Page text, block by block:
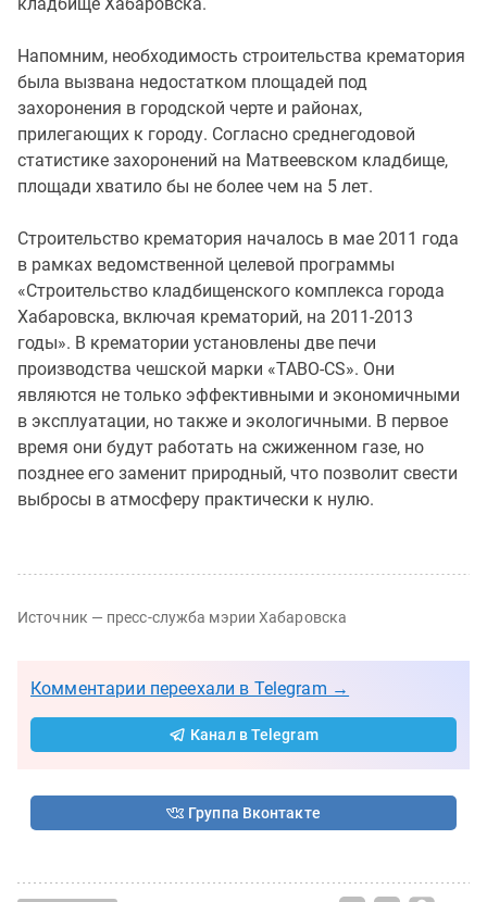
Напомним, необходимость строительства крематория
была вызвана недостатком площадей под
захоронения в городской черте и районах,
прилегающих к городу. Согласно среднегодовой
статистике захоронений на Матвеевском кладбище,
площади хватило бы не более чем на 5 лет.
Строительство крематория началось в мае 2011 года
в рамках ведомственной целевой программы
«Строительство кладбищенского комплекса города
Хабаровска, включая крематорий, на 2011-2013
годы». В крематории установлены две печи
производства чешской марки «TABO-CS». Они
являются не только эффективными и экономичными
в эксплуатации, но также и экологичными. В первое
время они будут работать на сжиженном газе, но
позднее его заменит природный, что позволит свести
выбросы в атмосферу практически к нулю.
Источник — пресс-служба мэрии Хабаровска
Комментарии переехали в Telegram →
Канал в Telegram
Группа Вконтакте